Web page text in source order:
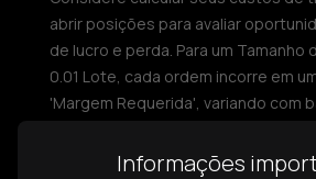
abrir posições para avaliar
de lucro e perda. Para um Tamanho
0.01 Lote, cada ordem incorre em
'Margem Requerida', variando com
Informações